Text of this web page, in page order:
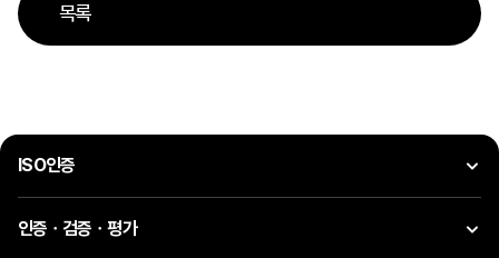
목록
ISO인증
인증ㆍ검증ㆍ평가